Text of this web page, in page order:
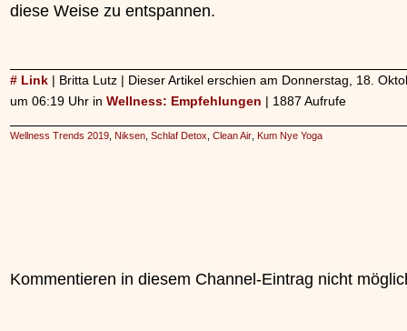
diese Weise zu entspannen.
# Link | Britta Lutz | Dieser Artikel erschien am Donnerstag, 18.
um 06:19 Uhr in Wellness: Empfehlungen | 1887 Aufrufe
Wellness Trends 2019 Niksen Schlaf Detox Clean Air Kum Nye Yoga
Kommentieren in diesem Channel-Eintrag nicht